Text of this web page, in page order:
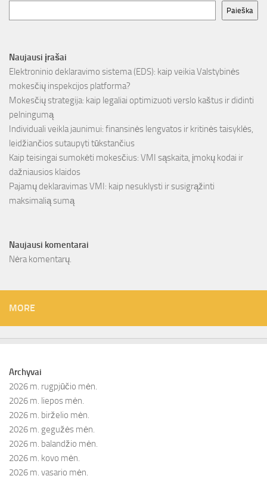
Paieška
Naujausi įrašai
Elektroninio deklaravimo sistema (EDS): kaip veikia Valstybinės
mokesčių inspekcijos platforma?
Mokesčių strategija: kaip legaliai optimizuoti verslo kaštus ir didinti
pelningumą
Individuali veikla jaunimui: finansinės lengvatos ir kritinės taisyklės,
leidžiančios sutaupyti tūkstančius
Kaip teisingai sumokėti mokesčius: VMI sąskaita, įmokų kodai ir
dažniausios klaidos
Pajamų deklaravimas VMI: kaip nesuklysti ir susigrąžinti
maksimalią sumą
Naujausi komentarai
Nėra komentarų.
MORE
Archyvai
2026 m. rugpjūčio mėn.
2026 m. liepos mėn.
2026 m. birželio mėn.
2026 m. gegužės mėn.
2026 m. balandžio mėn.
2026 m. kovo mėn.
2026 m. vasario mėn.